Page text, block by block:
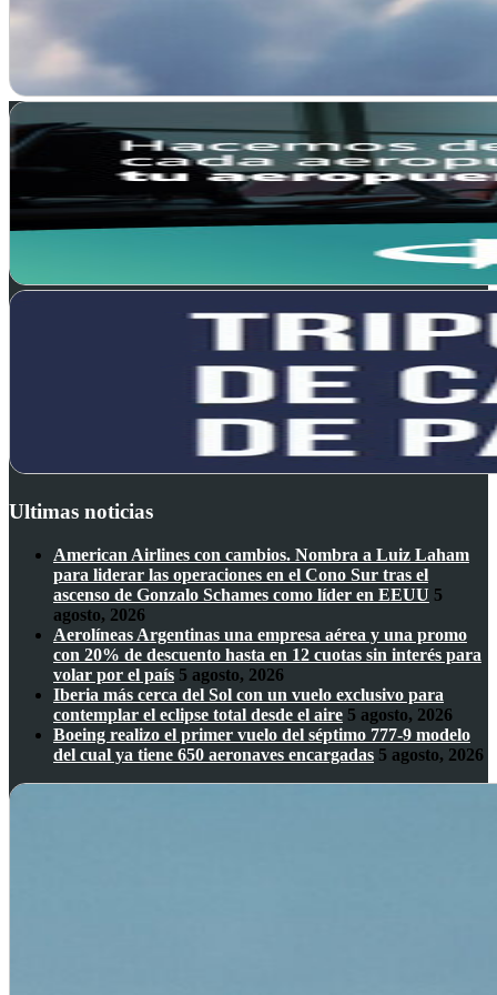
Ultimas noticias
American Airlines con cambios. Nombra a Luiz Laham
para liderar las operaciones en el Cono Sur tras el
ascenso de Gonzalo Schames como líder en EEUU 5
agosto, 2026
Aerolíneas Argentinas una empresa aérea y una promo
con 20% de descuento hasta en 12 cuotas sin interés para
volar por el país 5 agosto, 2026
Iberia más cerca del Sol con un vuelo exclusivo para
contemplar el eclipse total desde el aire 5 agosto, 2026
Boeing realizo el primer vuelo del séptimo 777-9 modelo
del cual ya tiene 650 aeronaves encargadas 5 agosto, 2026